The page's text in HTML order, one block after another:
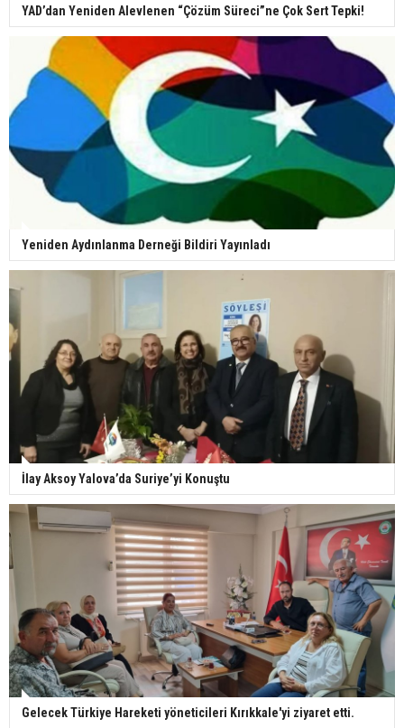
YAD’dan Yeniden Alevlenen “Çözüm Süreci”ne Çok Sert Tepki!
Yeniden Aydınlanma Derneği Bildiri Yayınladı
İlay Aksoy Yalova’da Suriye’yi Konuştu
Gelecek Türkiye Hareketi yöneticileri Kırıkkale'yi ziyaret etti.